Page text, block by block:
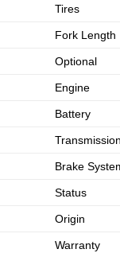
Tires
Fork Length
Optional
Engine
Battery
Brake
Status
Origin
Warranty